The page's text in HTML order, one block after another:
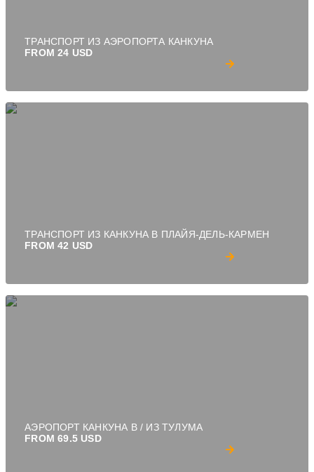
ТРАНСПОРТ ИЗ АЭРОПОРТА КАНКУНА
FROM 24 USD
ТРАНСПОРТ ИЗ КАНКУНА В ПЛАЙЯ-ДЕЛЬ-КАРМЕН
FROM 42 USD
АЭРОПОРТ КАНКУНА В / ИЗ ТУЛУМА
FROM 69.5 USD